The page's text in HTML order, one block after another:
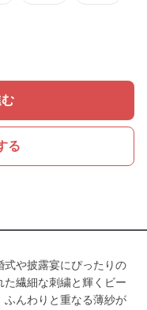
る
や披露宴にぴったりの
繊細な刺繍と輝くビー
ふんわりと重なる薄紗が